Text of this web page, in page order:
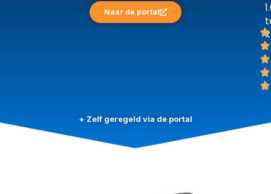
Naar de portal
+ Zelf geregeld via de portal